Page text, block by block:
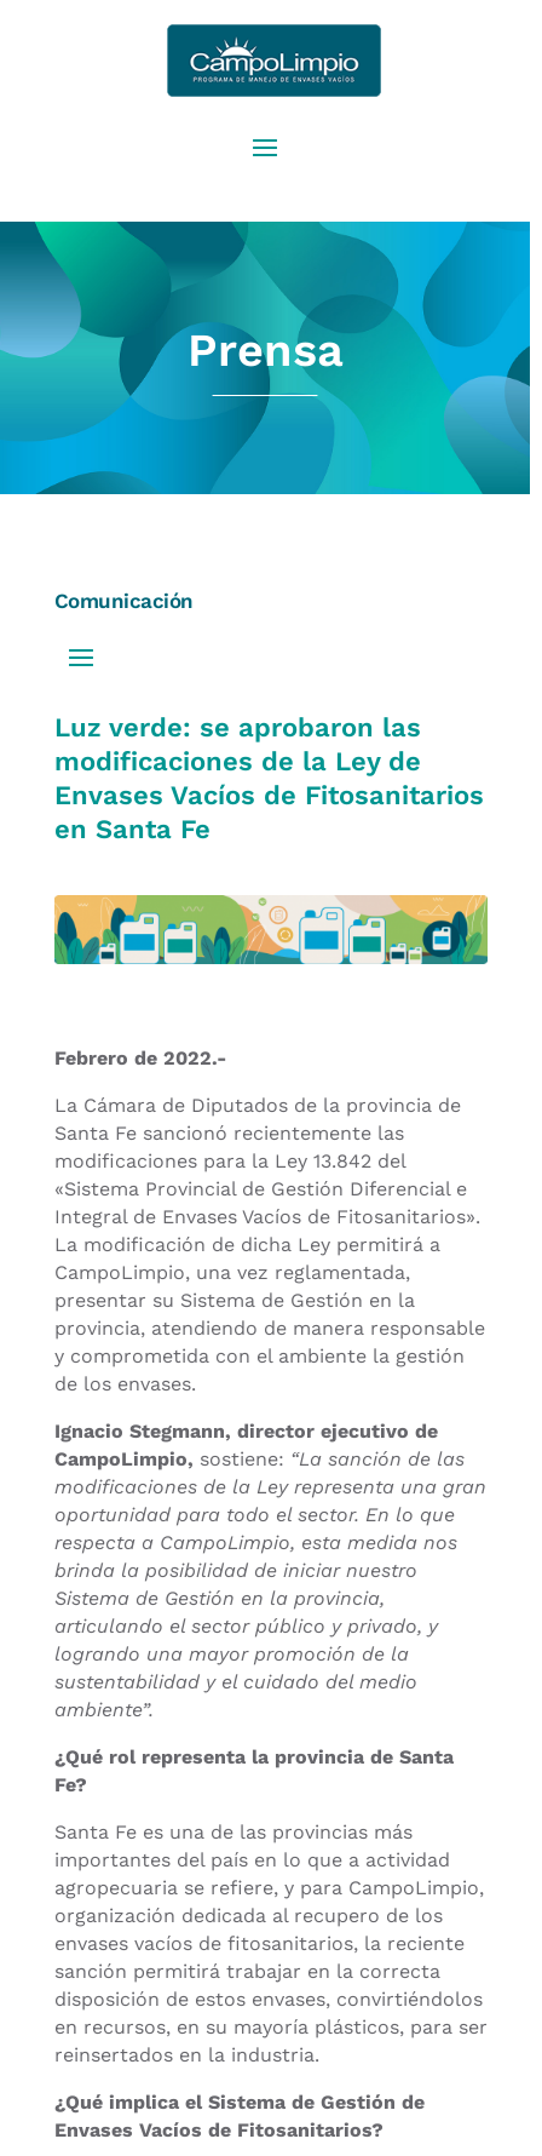
Prensa
Comunicación
Luz verde: se aprobaron las
modificaciones de la Ley de
Envases Vacíos de Fitosanitarios
en Santa Fe
Febrero de 2022.-
La Cámara de Diputados de la provincia de
Santa Fe sancionó recientemente las
modificaciones para la Ley 13.842 del
«Sistema Provincial de Gestión Diferencial e
Integral de Envases Vacíos de Fitosanitarios».
La modificación de dicha Ley permitirá a
CampoLimpio, una vez reglamentada,
presentar su Sistema de Gestión en la
provincia, atendiendo de manera responsable
y comprometida con el ambiente la gestión
de los envases.
Ignacio Stegmann, director ejecutivo de
CampoLimpio, sostiene: “La sanción de las
modificaciones de la Ley representa una gran
oportunidad para todo el sector. En lo que
respecta a CampoLimpio, esta medida nos
brinda la posibilidad de iniciar nuestro
Sistema de Gestión en la provincia,
articulando el sector público y privado, y
logrando una mayor promoción de la
sustentabilidad y el cuidado del medio
ambiente”.
¿Qué rol representa la provincia de Santa
Fe?
Santa Fe es una de las provincias más
importantes del país en lo que a actividad
agropecuaria se refiere, y para CampoLimpio,
organización dedicada al recupero de los
envases vacíos de fitosanitarios, la reciente
sanción permitirá trabajar en la correcta
disposición de estos envases, convirtiéndolos
en recursos, en su mayoría plásticos, para ser
reinsertados en la industria.
¿Qué implica el Sistema de Gestión de
Envases Vacíos de Fitosanitarios?